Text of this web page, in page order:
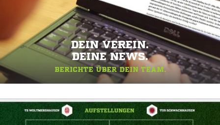
DEIN VEREIN.
DEINE NEWS.
BERICHTE ÜBER DEIN TEAM.